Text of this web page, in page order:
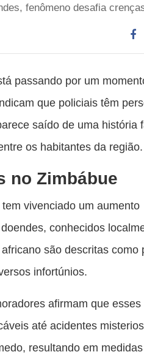
fenômeno desafia
passando por um
que policiais têm
saído de uma história
os habitantes da região.
no Zimbábue
vivenciado um aumento
conhecidos
são descritas como
infortúnios.
afirmam que esses
até acidentes
resultando em